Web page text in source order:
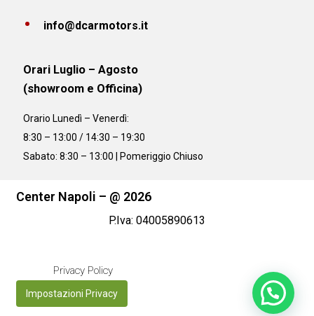
info@dcarmotors.it
Orari Luglio – Agosto
(showroom e Officina)
Orario Lunedì – Venerdì:
8:30 – 13:00 / 14:30 – 19:30
Sabato: 8:30 – 13:00 | Pomeriggio Chiuso
Center Napoli – @ 2026
P.Iva: 04005890613
Privacy Policy
Impostazioni Privacy